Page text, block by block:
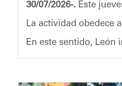
30/07/2026-. Este
La actividad obedece
En este sentido, León
Por su parte, Emilce